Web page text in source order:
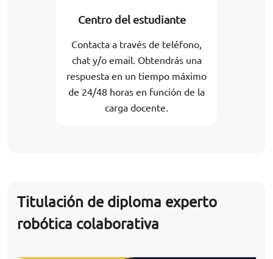
Centro del estudiante
Contacta a través de teléfono,
chat y/o email. Obtendrás una
respuesta en un tiempo máximo
de 24/48 horas en función de la
carga docente.
Titulación de diploma experto
robótica colaborativa